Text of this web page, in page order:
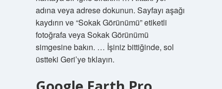
adına veya adrese dokunun. Sayfayı aşağı
kaydırın ve “Sokak Görünümü” etiketli
fotoğrafa veya Sokak Görünümü
simgesine bakın. … İşiniz bittiğinde, sol
üstteki Geri’ye tıklayın.